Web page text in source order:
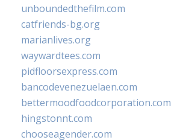
unboundedthefilm.com
catfriends-bg.org
marianlives.org
waywardtees.com
pidfloorsexpress.com
bancodevenezuelaen.com
bettermoodfoodcorporation.com
hingstonnt.com
chooseagender.com